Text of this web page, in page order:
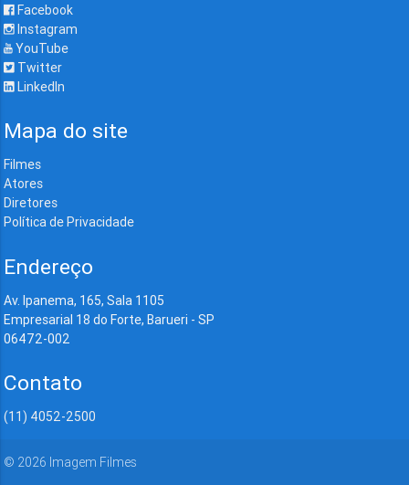
Facebook
Instagram
YouTube
Twitter
LinkedIn
Mapa do site
Filmes
Atores
Diretores
Política de Privacidade
Endereço
Av. Ipanema, 165, Sala 1105
Empresarial 18 do Forte, Barueri - SP
06472-002
Contato
(11) 4052-2500
© 2026 Imagem Filmes